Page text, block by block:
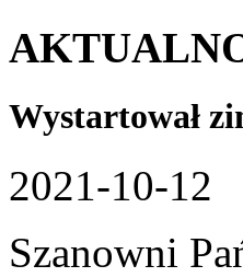
Wystartował
2021-10-12
Szanowni